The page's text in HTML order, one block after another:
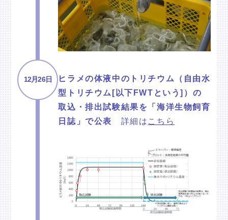
12月26日
ヒラメの体液中のトリチウム（自由水
型トリチウム[以下FWTという]）の
取込・排出試験結果を「海洋生物飼育
日誌」で公表 詳細は こちら